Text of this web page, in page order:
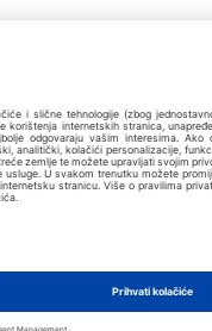
Pročitaj online